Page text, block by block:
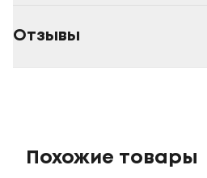
Отзывы
Похожие товары